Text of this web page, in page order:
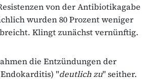
von der Antibiotikagabe
wurden 80 Prozent weniger
Klingt zunächst vernünftig.
die Entzündungen der
"deutlich zu" seither.